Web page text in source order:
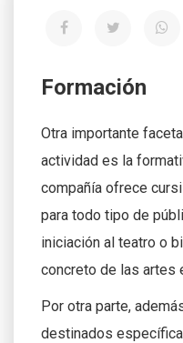
Formación
Otra importante
actividad es la
compañía ofrece
para todo tipo de
iniciación al teatro o
concreto de las artes
Por otra parte,
destinados